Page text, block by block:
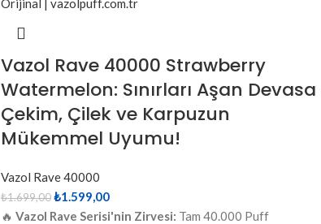
Vazol Rave 40000 Strawberry
Watermelon: Sınırları Aşan Devasa
Çekim, Çilek ve Karpuzun
Mükemmel Uyumu!
Vazol Rave 40000
₺1.699,00₺1.599,00
🔥 Vazol Rave Serisi'nin Zirvesi: Tam 40.000 Puff